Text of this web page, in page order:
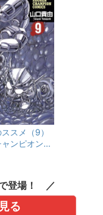
スメ（9）
ンピオン・
登場！
る